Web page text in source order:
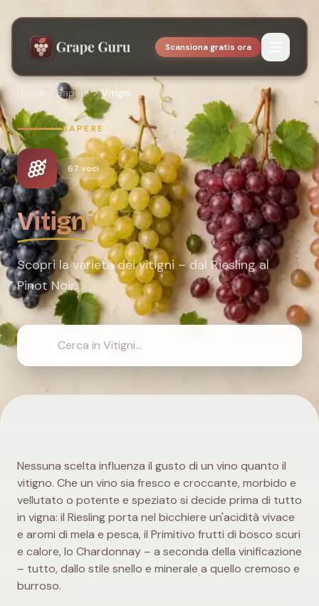
Scansiona gratis ora
Sapere Vitigni
SAPERE
67 voci
Vitigni
Scopri la varietà dei vitigni – dal Riesling al
Pinot Noir.
Nessuna scelta influenza il gusto di un vino quanto il
vitigno. Che un vino sia fresco e croccante, morbido e
vellutato o potente e speziato si decide prima di tutto
in vigna: il Riesling porta nel bicchiere un'acidità vivace
e aromi di mela e pesca, il Primitivo frutti di bosco scuri
e calore, lo Chardonnay – a seconda della vinificazione
– tutto, dallo stile snello e minerale a quello cremoso e
burroso.